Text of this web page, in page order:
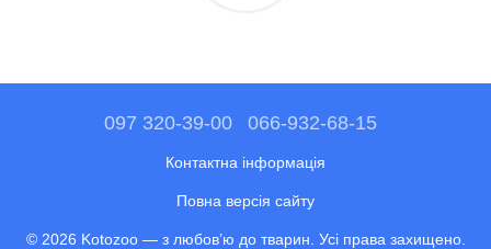
097 320-39-00 066-932-68-15
Контактна інформація
Повна версія сайту
© 2026 Kotozoo — з любов’ю до тварин. Усі права захищено.